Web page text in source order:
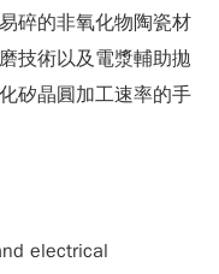
碎的非氧化物陶瓷材
技術以及電漿輔助拋
矽晶圓加工速率的手
electrical